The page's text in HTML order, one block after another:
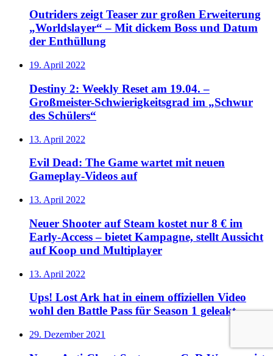
Outriders zeigt Teaser zur großen Erweiterung
„Worldslayer“ – Mit dickem Boss und Datum
der Enthüllung
19. April 2022
Destiny 2: Weekly Reset am 19.04. –
Großmeister-Schwierigkeitsgrad im „Schwur
des Schülers“
13. April 2022
Evil Dead: The Game wartet mit neuen
Gameplay-Videos auf
13. April 2022
Neuer Shooter auf Steam kostet nur 8 € im
Early-Access – bietet Kampagne, stellt Aussicht
auf Koop und Multiplayer
13. April 2022
Ups! Lost Ark hat in einem offiziellen Video
wohl den Battle Pass für Season 1 geleakt
29. Dezember 2021